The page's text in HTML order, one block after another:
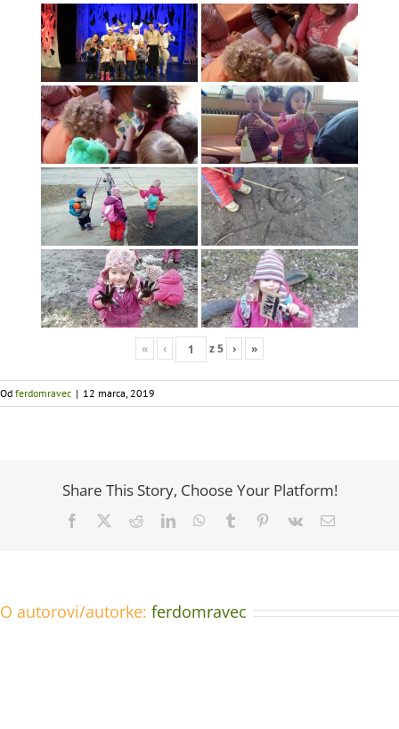
« ‹ z5 › »
Od ferdomravec | 12 marca, 2019
Share This Story, Choose Your Platform!
Facebook RedditLinkedInWhatsApp
Tumblr Pinterest
Vk Email
O autorovi/autorke: ferdomravec